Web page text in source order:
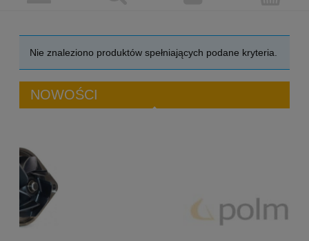
Nie znaleziono produktów spełniających podane kryteria.
NOWOŚCI